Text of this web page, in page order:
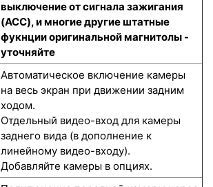
выключение от сигнала зажигания
(ACC), и многие другие штатные
фукнции оригинальной магнитолы -
уточняйте
Автоматическое включение камеры
на весь экран при движении задним
ходом.
Отдельный видео-вход для камеры
заднего вида (в дополнение к
линейному видео-входу).
Добавляйте камеры в опциях.